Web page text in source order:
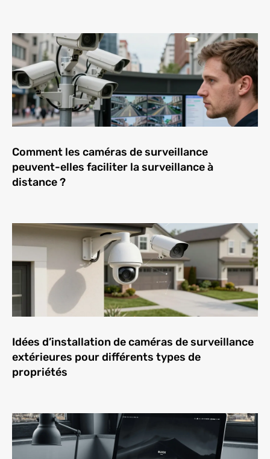
Comment les caméras de surveillance
peuvent-elles faciliter la surveillance à
distance ?
Idées d’installation de caméras de surveillance
extérieures pour différents types de
propriétés